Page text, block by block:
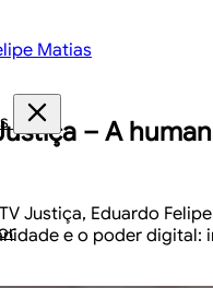
Matias
– A
Justiça, Eduardo
e o poder digital: